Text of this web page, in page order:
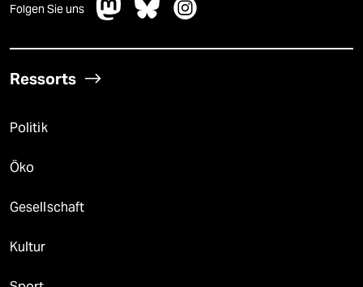
Folgen Sie uns
Ressorts
Politik
Öko
Gesellschaft
Kultur